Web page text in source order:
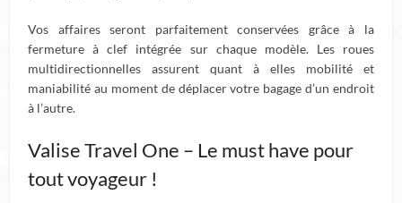
Vos affaires seront parfaitement conservées grâce à la
fermeture à clef intégrée sur chaque modèle. Les roues
multidirectionnelles assurent quant à elles mobilité et
maniabilité au moment de déplacer votre bagage d’un endroit
à l’autre.
Valise Travel One – Le must have pour
tout voyageur !